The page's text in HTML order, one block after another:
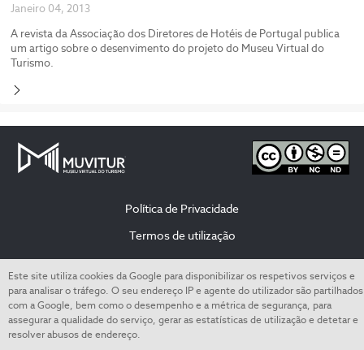
Janeiro 04, 2013
A revista da Associação dos Diretores de Hotéis de Portugal publica
um artigo sobre o desenvimento do projeto do Museu Virtual do
Turismo.
Política de Privacidade
Termos de utilização
© All rights reserved to the Escola Superior de Hotelaria e Turismo do Estoril
Este site utiliza cookies da Google para disponibilizar os respetivos serviços e
para analisar o tráfego. O seu endereço IP e agente do utilizador são partilhados
com a Google, bem como o desempenho e a métrica de segurança, para
assegurar a qualidade do serviço, gerar as estatísticas de utilização e detetar e
resolver abusos de endereço.